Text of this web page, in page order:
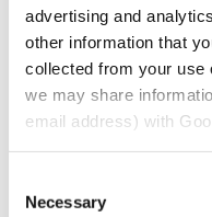
advertising and
other information that
collected from your use
we may share
email address) with
Selection
Necessary
Browning